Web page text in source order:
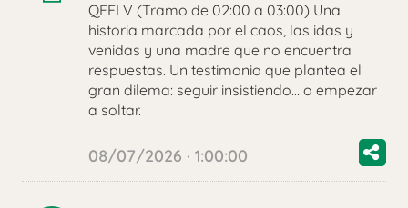
QFELV (Tramo de 02:00 a 03:00) Una
historia marcada por el caos, las idas y
venidas y una madre que no encuentra
respuestas. Un testimonio que plantea el
gran dilema: seguir insistiendo… o empezar
a soltar.
08/07/2026 · 1:00:00